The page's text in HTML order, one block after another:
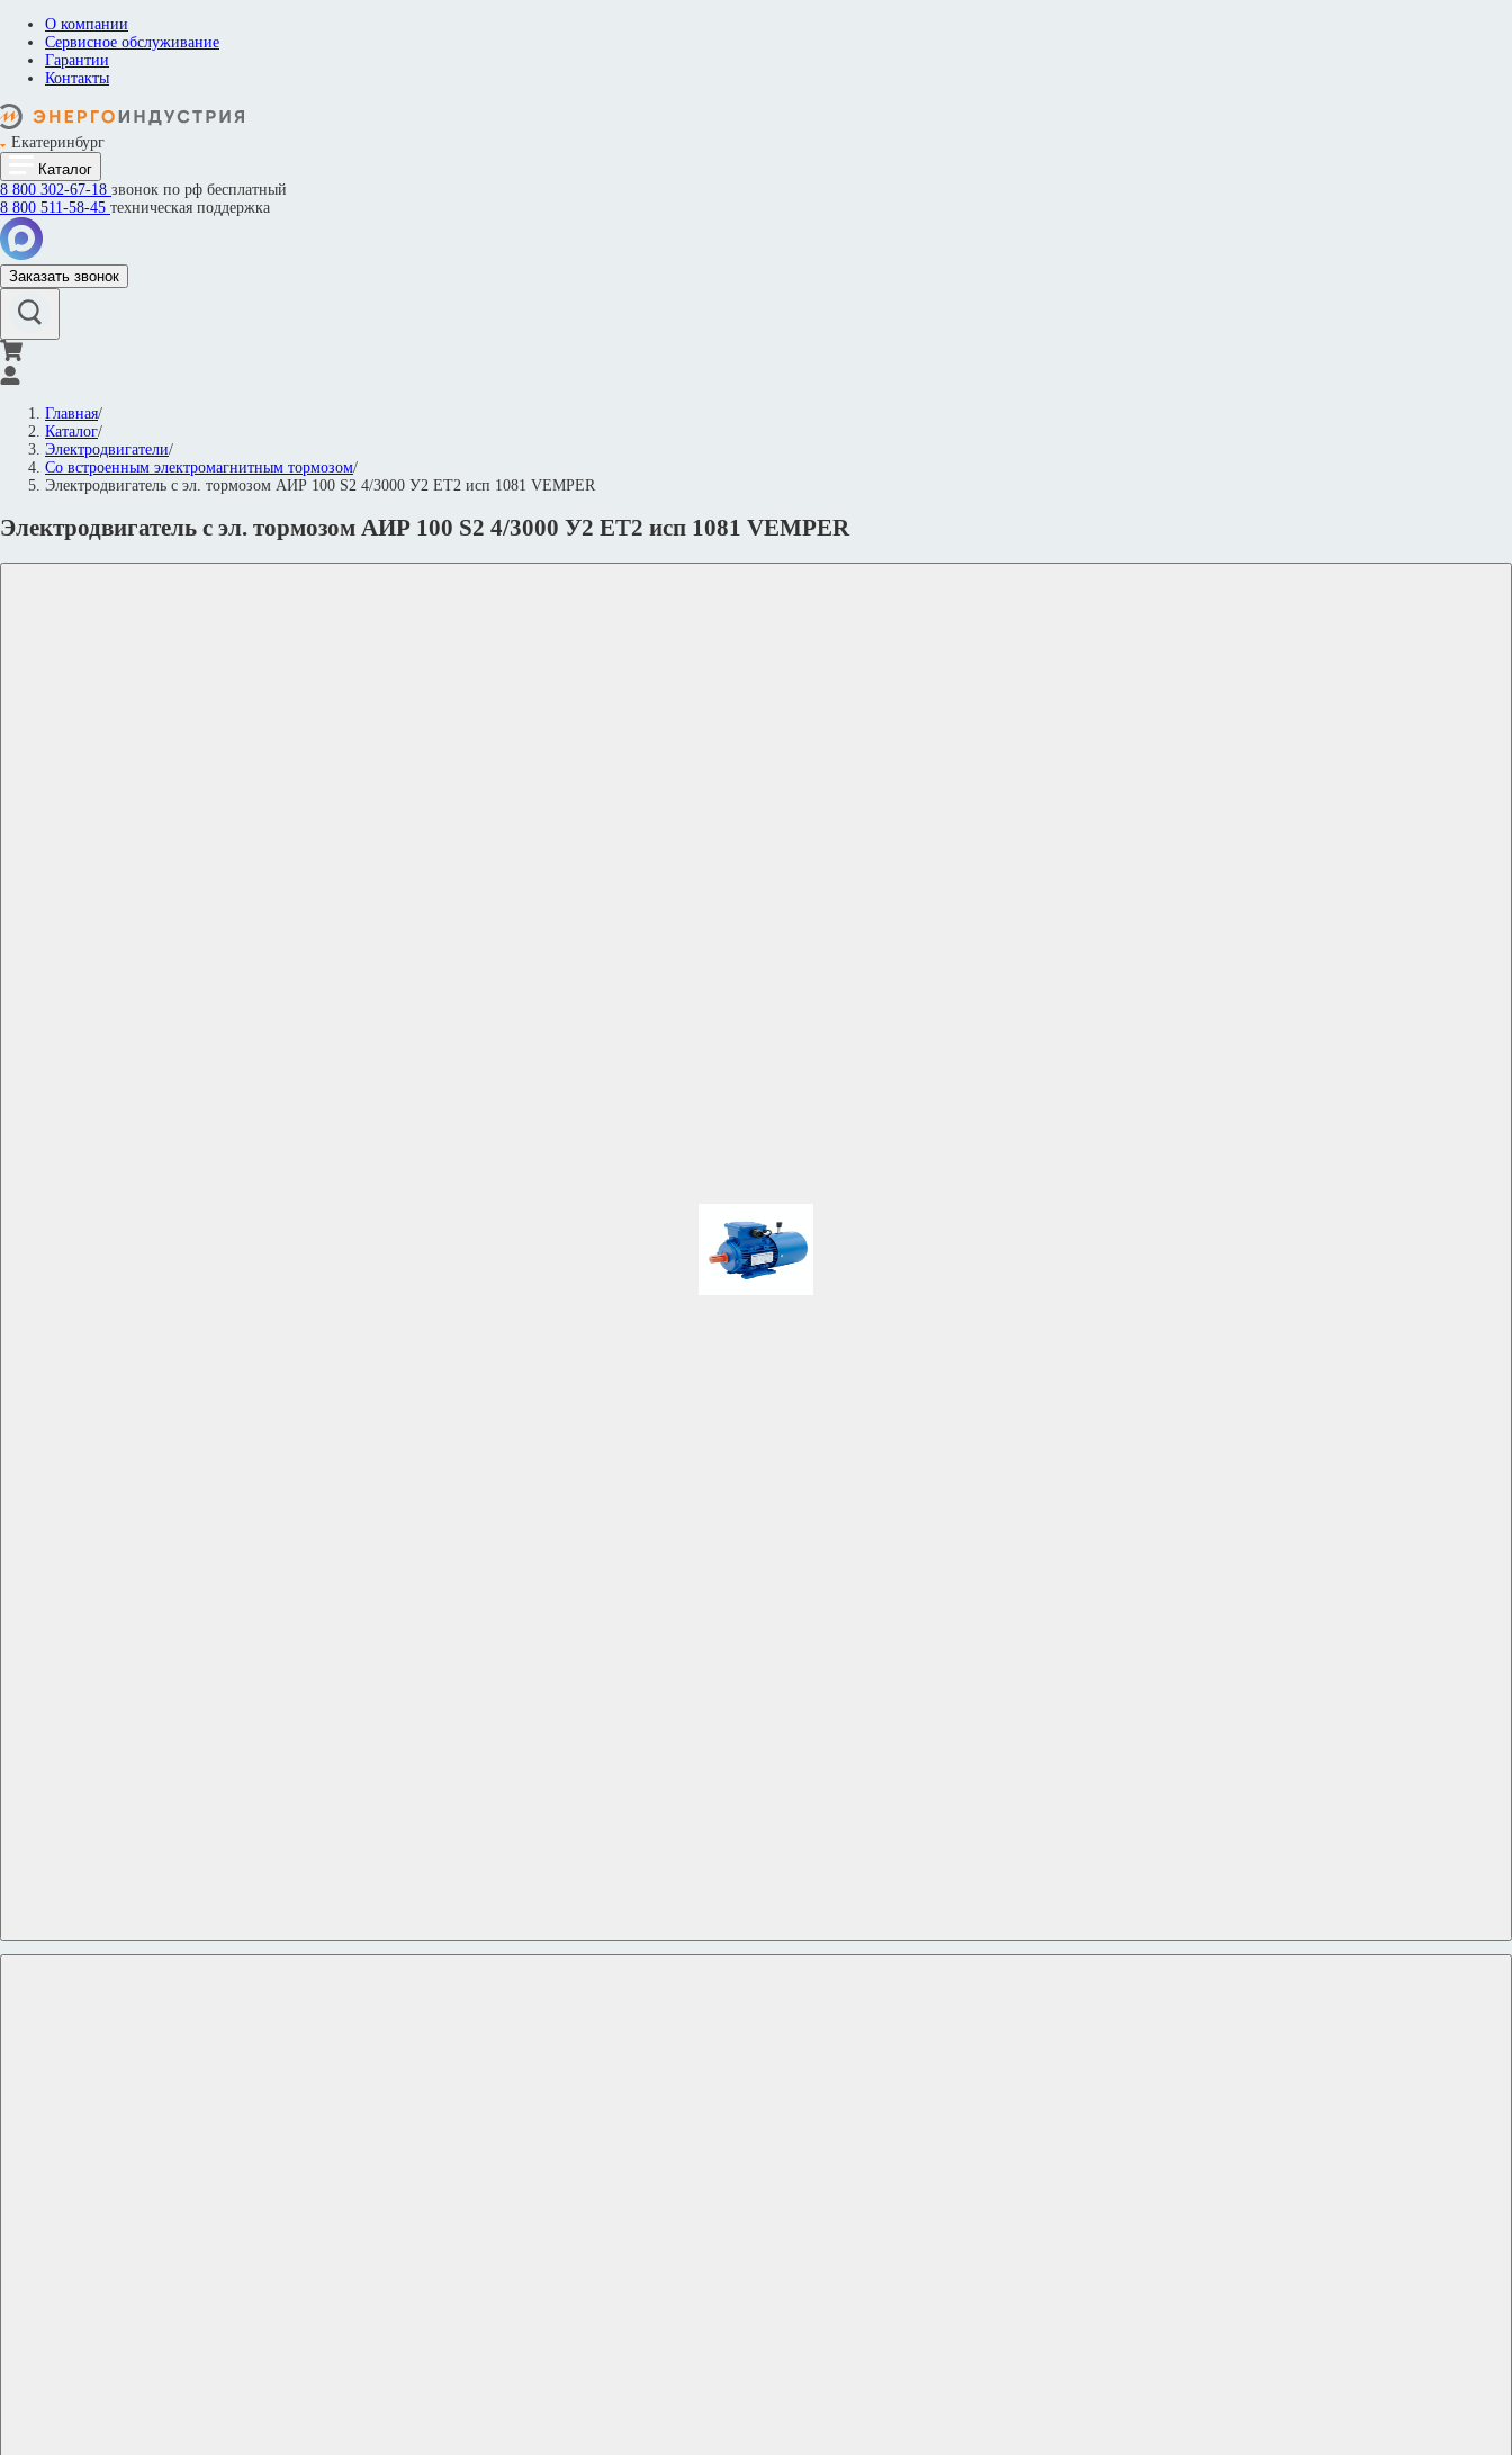
О компании
Сервисное обслуживание
Гарантии
Контакты
Екатеринбург
Каталог
8 800 302-67-18 звонок по рф бесплатный
8 800 511-58-45 техническая поддержка
Заказать звонок
Главная/
Каталог/
Электродвигатели/
Со встроенным электромагнитным тормозом/
Электродвигатель с эл. тормозом АИР 100 S2 4/3000 У2 ET2 исп 1081 VEMPER
Электродвигатель с эл. тормозом АИР 100 S2 4/3000 У2 ET2 исп 1081 VEMPER